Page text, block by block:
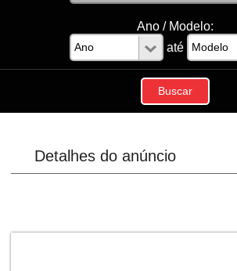
Ano / Modelo:
até
Detalhes do anúncio